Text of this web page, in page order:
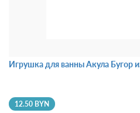
Игрушка для ванны Акула Бугор
12.50 BYN